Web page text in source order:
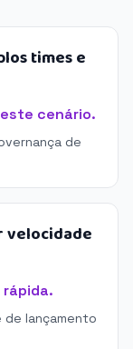
times e
cenário.
de
velocidade
lançamento